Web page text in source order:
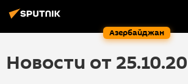
Азербайджан
Новости от